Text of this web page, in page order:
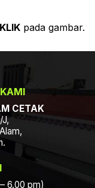
KLIK pada gambar.
CETAK
J,
6.00 pm)